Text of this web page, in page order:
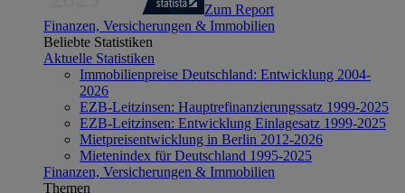
Zum Report
Finanzen, Versicherungen & Immobilien
Beliebte Statistiken
Aktuelle Statistiken
Immobilienpreise Deutschland: Entwicklung 2004-
2026
EZB-Leitzinsen: Hauptrefinanzierungssatz 1999-2025
EZB-Leitzinsen: Entwicklung Einlagesatz 1999-2025
Mietpreisentwicklung in Berlin 2012-2026
Mietenindex für Deutschland 1995-2025
Finanzen, Versicherungen & Immobilien
Themen